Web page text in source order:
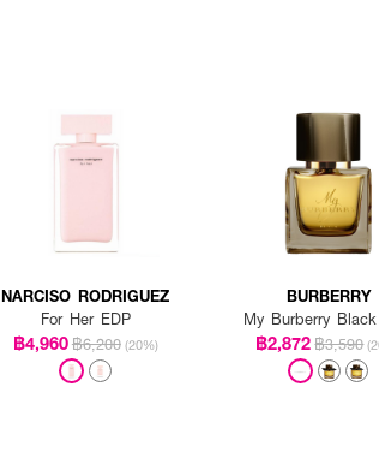
NARCISO RODRIGUEZ
For Her EDP
฿4,960฿6,200 (20%)
BURBERRY
My Burberry
฿2,872฿3,590